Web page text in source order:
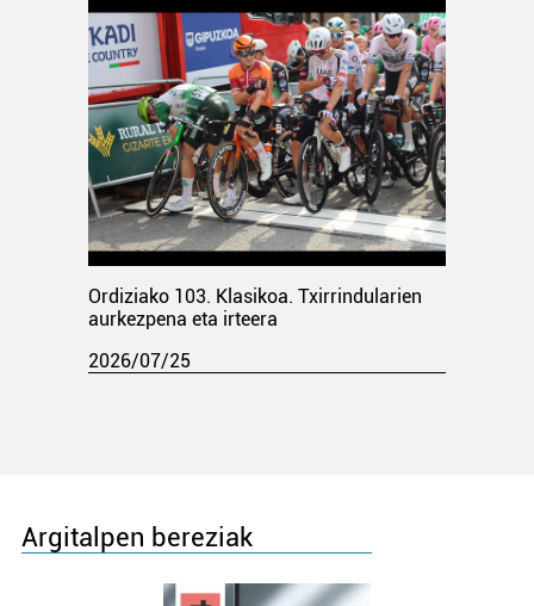
Ordiziako 103. Klasikoa. Txirrindularien
aurkezpena eta irteera
2026/07/25
Argitalpen bereziak